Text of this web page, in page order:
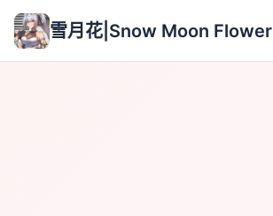
雪月花|Snow Moon Flower